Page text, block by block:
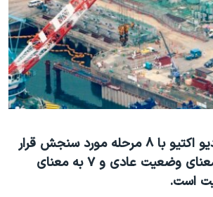
آمریکا ۲۰۲۴
به اسرائیل
آزادی
وضعیت آلودگی رادیو اکتیو با ۸ مرحله مورد سنجش قرار
می گیرد. صفر به معنای وضعیت عادی و ۷ به معنای
است.